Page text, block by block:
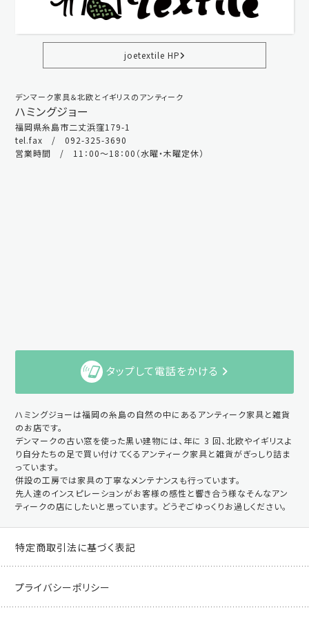
joetextile HP
デンマーク家具＆北欧とイギリスのアンティーク
ハミングジョー
福岡県糸島市二丈浜窪179-1
tel.fax / 092-325-3690
営業時間 / 11：00～18：00（水曜・木曜定休）
タップして電話をかける
ハミングジョーは福岡の糸島の自然の中にあるアンティーク家具と雑貨
のお店です。
デンマークの古い窓を使った黒い建物には、年に 3 回、北欧やイギリスよ
り自分たちの足で買い付けてくるアンティーク家具と雑貨がぎっしり詰ま
っています。
併設の工房では家具の丁寧なメンテナンスも行っています。
先人達のインスピレーションがお客様の感性と響き合う様なそんなアン
ティークの店にしたいと思っています。 どうぞごゆっくりお過しください。
特定商取引法に基づく表記
プライバシーポリシー